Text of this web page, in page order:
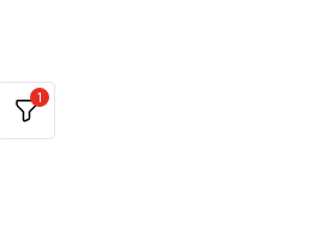
1